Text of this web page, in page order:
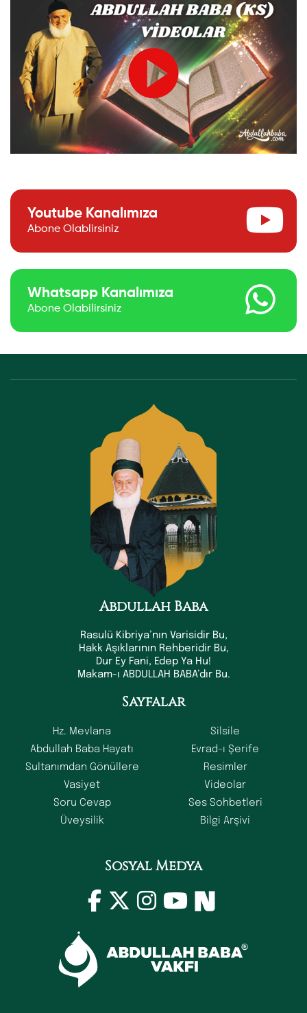
Youtube Kanalımıza
Abone Olablirsiniz
Whatsapp Kanalımıza
Abone Olabilirsiniz
Abdullah Baba
Rasulü Kibriya’nın Varisidir Bu,
Hakk Aşıklarının Rehberidir Bu,
Dur Ey Fani, Edep Ya Hu!
Makam-ı ABDULLAH BABA’dır Bu.
Sayfalar
Hz. Mevlana
Abdullah Baba Hayatı
Sultanımdan Gönüllere
Vasiyet
Soru Cevap
Üveysilik
Silsile
Evrad-ı Şerife
Resimler
Videolar
Ses Sohbetleri
Bilgi Arşivi
Sosyal Medya